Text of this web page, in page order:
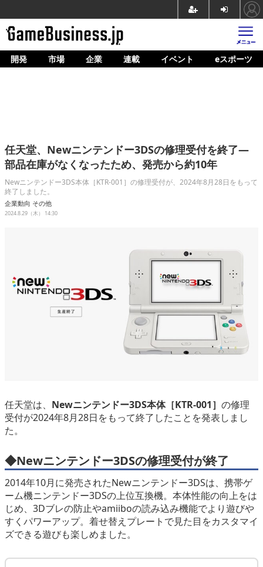
ホーム
企業動向
人材育成
産業政策
開発 市場 企業 連載 イベント eスポーツ
任天堂、Newニンテンドー3DSの修理受付を終了―
部品在庫がなくなったため、発売から約10年
Newニンテンドー3DS本体［KTR-001］の修理受付が、2024年8月28日をもって
終了しました。
企業動向 その他
2024.8.29（木） 14:30
任天堂は、 Newニンテンドー3DS本体［KTR-001］ の修理
受付が2024年8月28日をもって終了したことを発表しまし
た。
◆Newニンテンドー3DSの修理受付が終了
2014年10月に発売されたNewニンテンドー3DSは、携帯ゲ
ーム機ニンテンドー3DSの上位互換機。本体性能の向上をは
じめ、3Dブレの防止やamiiboの読み込み機能でより遊びや
すくパワーアップ。着せ替えプレートで見た目をカスタマイ
ズできる遊びも楽しめました。